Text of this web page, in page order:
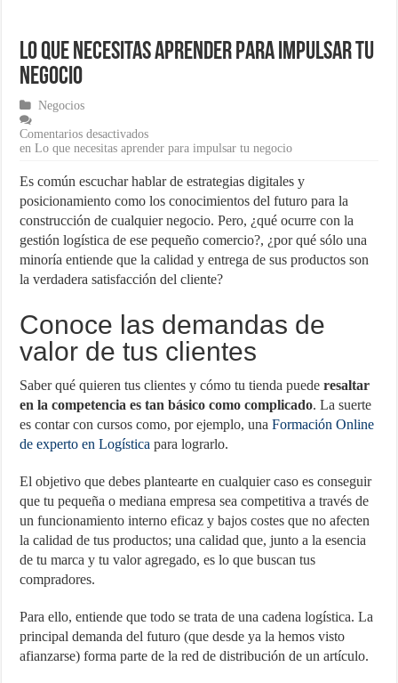
Marketing para emprendedores
Material de Oficina que no puede faltar en tu negocio
Lo que necesitas aprender para impulsar tu
negocio
Negocios
Comentarios desactivados
en Lo que necesitas aprender para impulsar tu negocio
Es común escuchar hablar de estrategias digitales y
posicionamiento como los conocimientos del futuro para la
construcción de cualquier negocio. Pero, ¿qué ocurre con la
gestión logística de ese pequeño comercio?, ¿por qué sólo una
minoría entiende que la calidad y entrega de sus productos son
la verdadera satisfacción del cliente?
Conoce las demandas de
valor de tus clientes
Saber qué quieren tus clientes y cómo tu tienda puederesaltar
en la competencia es tan básico como complicado. La suerte
es contar con cursos como, por ejemplo, unaFormación Online
de experto en Logística para lograrlo.
El objetivo que debes plantearte en cualquier caso es conseguir
que tu pequeña o mediana empresa sea competitiva a través de
un funcionamiento interno eficaz y bajos costes que no afecten
la calidad de tus productos; una calidad que, junto a la esencia
de tu marca y tu valor agregado, es lo que buscan tus
compradores.
Para ello, entiende que todo se trata de una cadena logística. La
principal demanda del futuro (que desde ya la hemos visto
afianzarse) forma parte de la red de distribución de un artículo.